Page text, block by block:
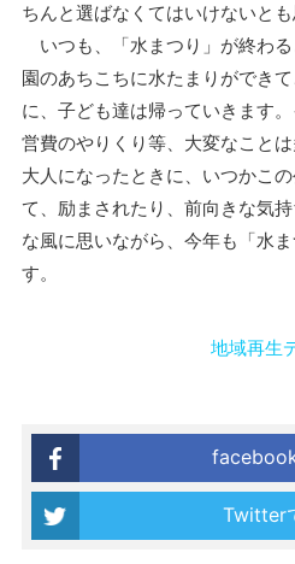
ちんと選ばなくてはいけないとも
いつも、「水まつり」が終わ
園のあちこちに水たまりができ
に、子ども達は帰っていきます
営費のやりくり等、大変なこと
大人になったときに、いつかこ
て、励まされたり、前向きな気
な風に思いながら、今年も「水
す。
地域再生
Twitter